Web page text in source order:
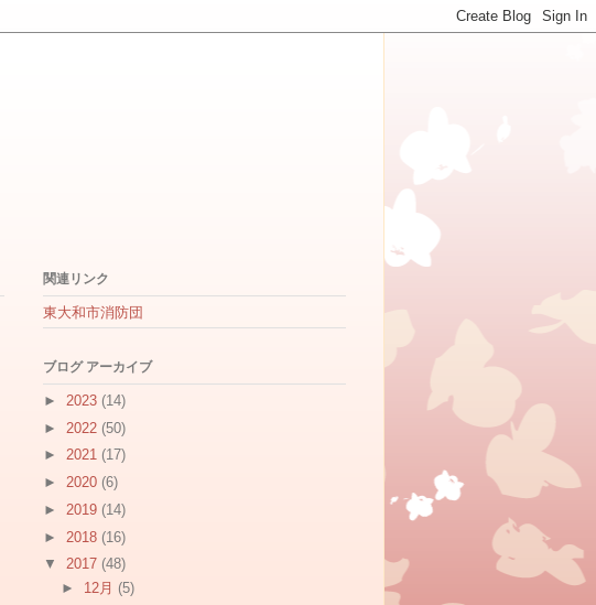
関連リンク
東大和市消防団
ブログ アーカイブ
► 2023 (14)
► 2022 (50)
► 2021 (17)
► 2020 (6)
► 2019 (14)
► 2018 (16)
▼ 2017 (48)
► 12月 (5)